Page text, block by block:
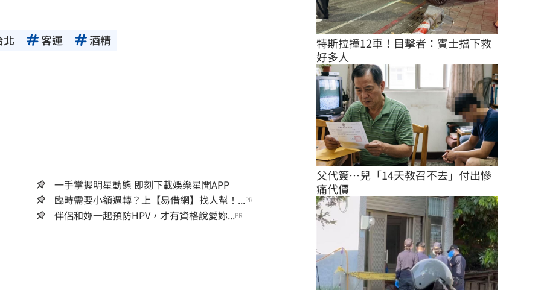
北 客運 酒精
一手掌握明星動態 即刻下載娛樂星聞APP
臨時需要小額週轉？上【易借網】找人幫！...PR
伴侶和妳一起預防HPV，才有資格說愛妳...PR
特斯拉撞12車！目擊者：賓士擋下救
好多人
父代簽…兒「14天教召不去」付出慘
痛代價